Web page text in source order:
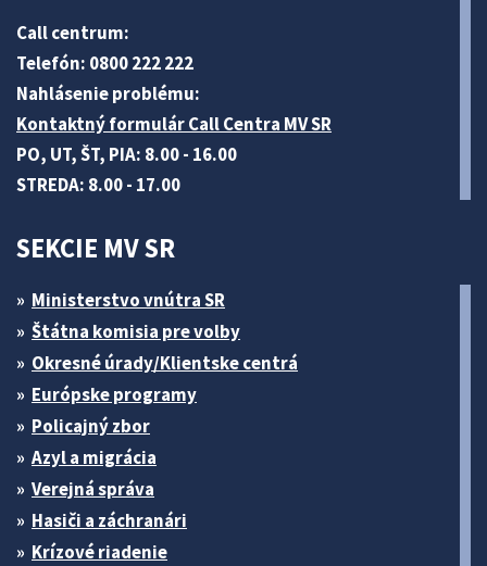
Call centrum:
Telefón: 0800 222 222
Nahlásenie problému:
Kontaktný formulár Call Centra MV SR
PO, UT, ŠT, PIA: 8.00 - 16.00
STREDA: 8.00 - 17.00
SEKCIE MV SR
Ministerstvo vnútra SR
Štátna komisia pre volby
Okresné úrady/Klientske centrá
Európske programy
Policajný zbor
Azyl a migrácia
Verejná správa
Hasiči a záchranári
Krízové riadenie